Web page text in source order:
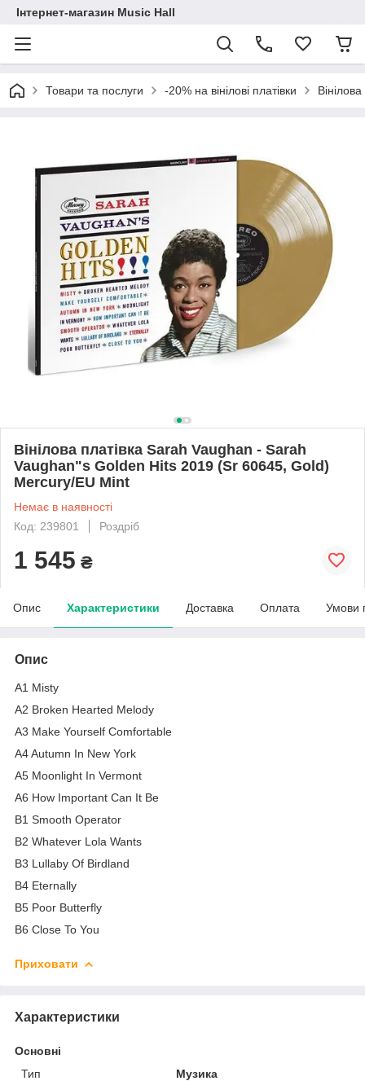
Інтернет-магазин Music Hall
Товари та послуги -20% на вінілові платівки
Вінілова платівка Sarah Vaughan - Sarah
Vaughan"s Golden Hits 2019 (Sr 60645, Gold)
Mercury/EU Mint
Немає в наявності
Код: 239801
Роздріб
1 545 ₴
Опис Характеристики Доставка Оплата Умови
Опис
A1 Misty
A2 Broken Hearted Melody
A3 Make Yourself Comfortable
A4 Autumn In New York
A5 Moonlight In Vermont
A6 How Important Can It Be
B1 Smooth Operator
B2 Whatever Lola Wants
B3 Lullaby Of Birdland
B4 Eternally
B5 Poor Butterfly
B6 Close To You
Приховати
Характеристики
Основні
Тип
Музика